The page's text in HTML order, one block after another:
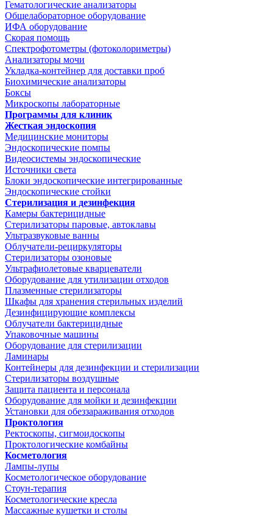
Гематологические анализаторы
Общелабораторное оборудование
ИФА оборудование
Скорая помощь
Спектрофотометры (фотоколориметры)
Анализаторы мочи
Укладка-контейнер для доставки проб
Биохимические анализаторы
Боксы
Микроскопы лабораторные
Программы для клиник
Жесткая эндоскопия
Медицинские мониторы
Эндоскопические помпы
Видеосистемы эндоскопические
Источники света
Блоки эндоскопические интегрированные
Эндоскопические стойки
Стерилизация и дезинфекция
Камеры бактерицидные
Стерилизаторы паровые, автоклавы
Ультразвуковые ванны
Облучатели-рециркуляторы
Стерилизаторы озоновые
Ультрафиолетовые кварцеватели
Оборудование для утилизации отходов
Плазменные стерилизаторы
Шкафы для хранения стерильных изделий
Дезинфицирующие комплексы
Облучатели бактерицидные
Упаковочные машины
Оборудование для стерилизации
Ламинары
Контейнеры для дезинфекции и стерилизации
Стерилизаторы воздушные
Защита пациента и персонала
Оборудование для мойки и дезинфекции
Установки для обеззараживания отходов
Проктология
Ректоскопы, сигмоидоскопы
Проктологические комбайны
Косметология
Лампы-лупы
Косметологическое оборудование
Стоун-терапия
Косметологические кресла
Массажные кушетки и столы